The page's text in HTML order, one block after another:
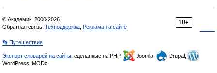
18+
© Академик, 2000-2026
Обратная связь: Техподдержка Реклама на сайте
👣 Путешествия
Экспорт словарей на сайты , сделанные на PHP, Joomla,
Drupal,
WordPress, MODx.